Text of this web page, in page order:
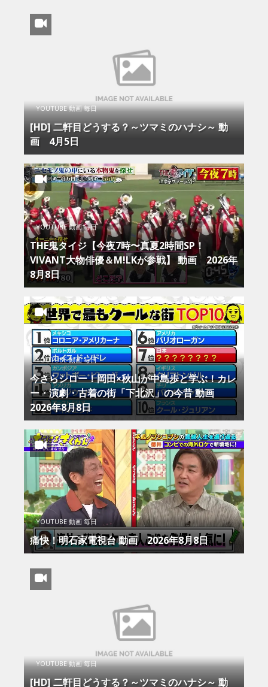
YOUTUBE 動画 毎日
[HD] 二軒目どうする？～ツマミのハナシ～ 動
画 4月5日
YOUTUBE 動画 毎日
THE鬼タイジ【今夜7時〜真夏2時間SP！
VIVANT大物俳優＆M!LKが参戦】 動画 2026年
8月8日
YOUTUBE 動画 毎日
今さらシロー！岡田×秋山が中島歩と学ぶ！カレ
ー・演劇・古着の街「下北沢」の今昔 動画
2026年8月8日
YOUTUBE 動画 毎日
痛快！明石家電視台 動画 2026年8月8日
YOUTUBE 動画 毎日
[HD] 二軒目どうする？～ツマミのハナシ～ 動